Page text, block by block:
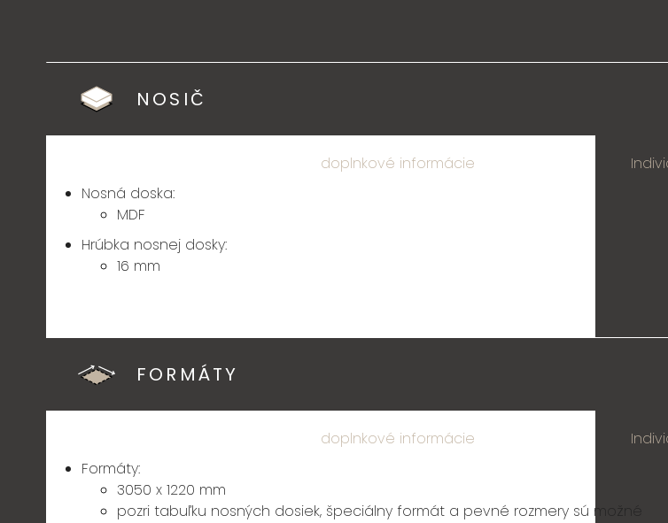
NOSIČ
doplnkové informácie
Nosná doska:
MDF
Hrúbka nosnej dosky:
16 mm
FORMÁTY
doplnkové informácie
Formáty:
3050 x 1220 mm
pozri tabuľku nosných dosiek, špeciálny formát a pevné rozmery sú možné